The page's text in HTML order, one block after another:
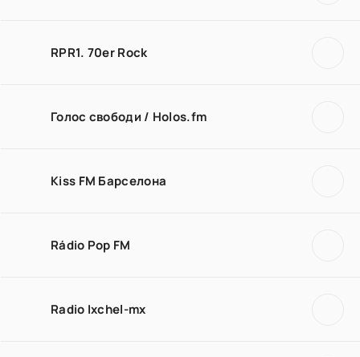
RPR1. 70er Rock
Голос свободи / Holos.fm
Kiss FM Барселона
Rádio Pop FM
Radio Ixchel-mx